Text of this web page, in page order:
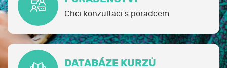
Chci konzultaci s poradcem
DATABÁZE KURZŮ